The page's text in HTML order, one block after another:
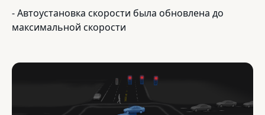
- Автоустановка скорости была обновлена до
максимальной скорости